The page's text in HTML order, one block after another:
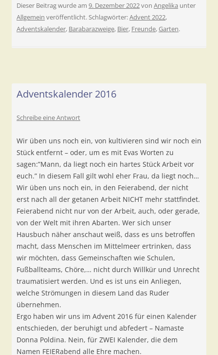
Dieser Beitrag wurde am 9. Dezember 2022von Angelika unter
Allgemein veröffentlicht. Schlagwörter:Advent 2022,
Adventskalender, Barabarazweige, Bier, Freunde, Garten.
Adventskalender 2016
Schreibe eine Antwort
Wir üben uns noch ein, von kultivieren sind wir noch ein
Stück entfernt – oder, um es mit Evas Worten zu
sagen:”Mann, da liegt noch ein hartes Stück Arbeit vor
euch.” In diesem Fall gilt wohl eher Frau, da liegt noch…
Wir üben uns noch ein, in den Feierabend, der nicht
erst nach all der getanen Arbeit NICHT mehr stattfindet.
Feierabend nicht nur von der Arbeit, auch, oder gerade,
von der Welt mit ihren Abarten. Wer sich unser
Hausbuch näher anschaut weiß, dass es uns betroffen
macht, dass Menschen im Mittelmeer ertrinken, dass
wir möchten, dass Gemeinschaften wie Schulen,
Fußballteams, Chöre,… nicht durch Willkür und Unrecht
traumatisiert werden. Und es ist uns ein Anliegen,
welche Strömungen in diesem Land das Ruder
übernehmen.
Ergo haben wir uns im Advent 2016 für einen Kalender
entschieden, der beruhigt und abfedert – Namaste
Donna Poldina. Nein, für ZWEI Kalender, die dem
Namen FEIERabend alle Ehre machen.